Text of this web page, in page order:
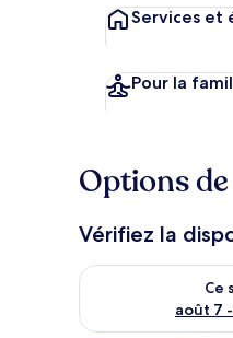
Services et
Pour la
Options
Vérifiez la
Ce
août 7
Vérifier la